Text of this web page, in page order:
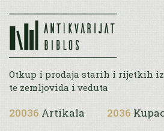
Otkup i prodaja starih i rijetkih
te zemljovida i veduta
20036 Artikala 2036